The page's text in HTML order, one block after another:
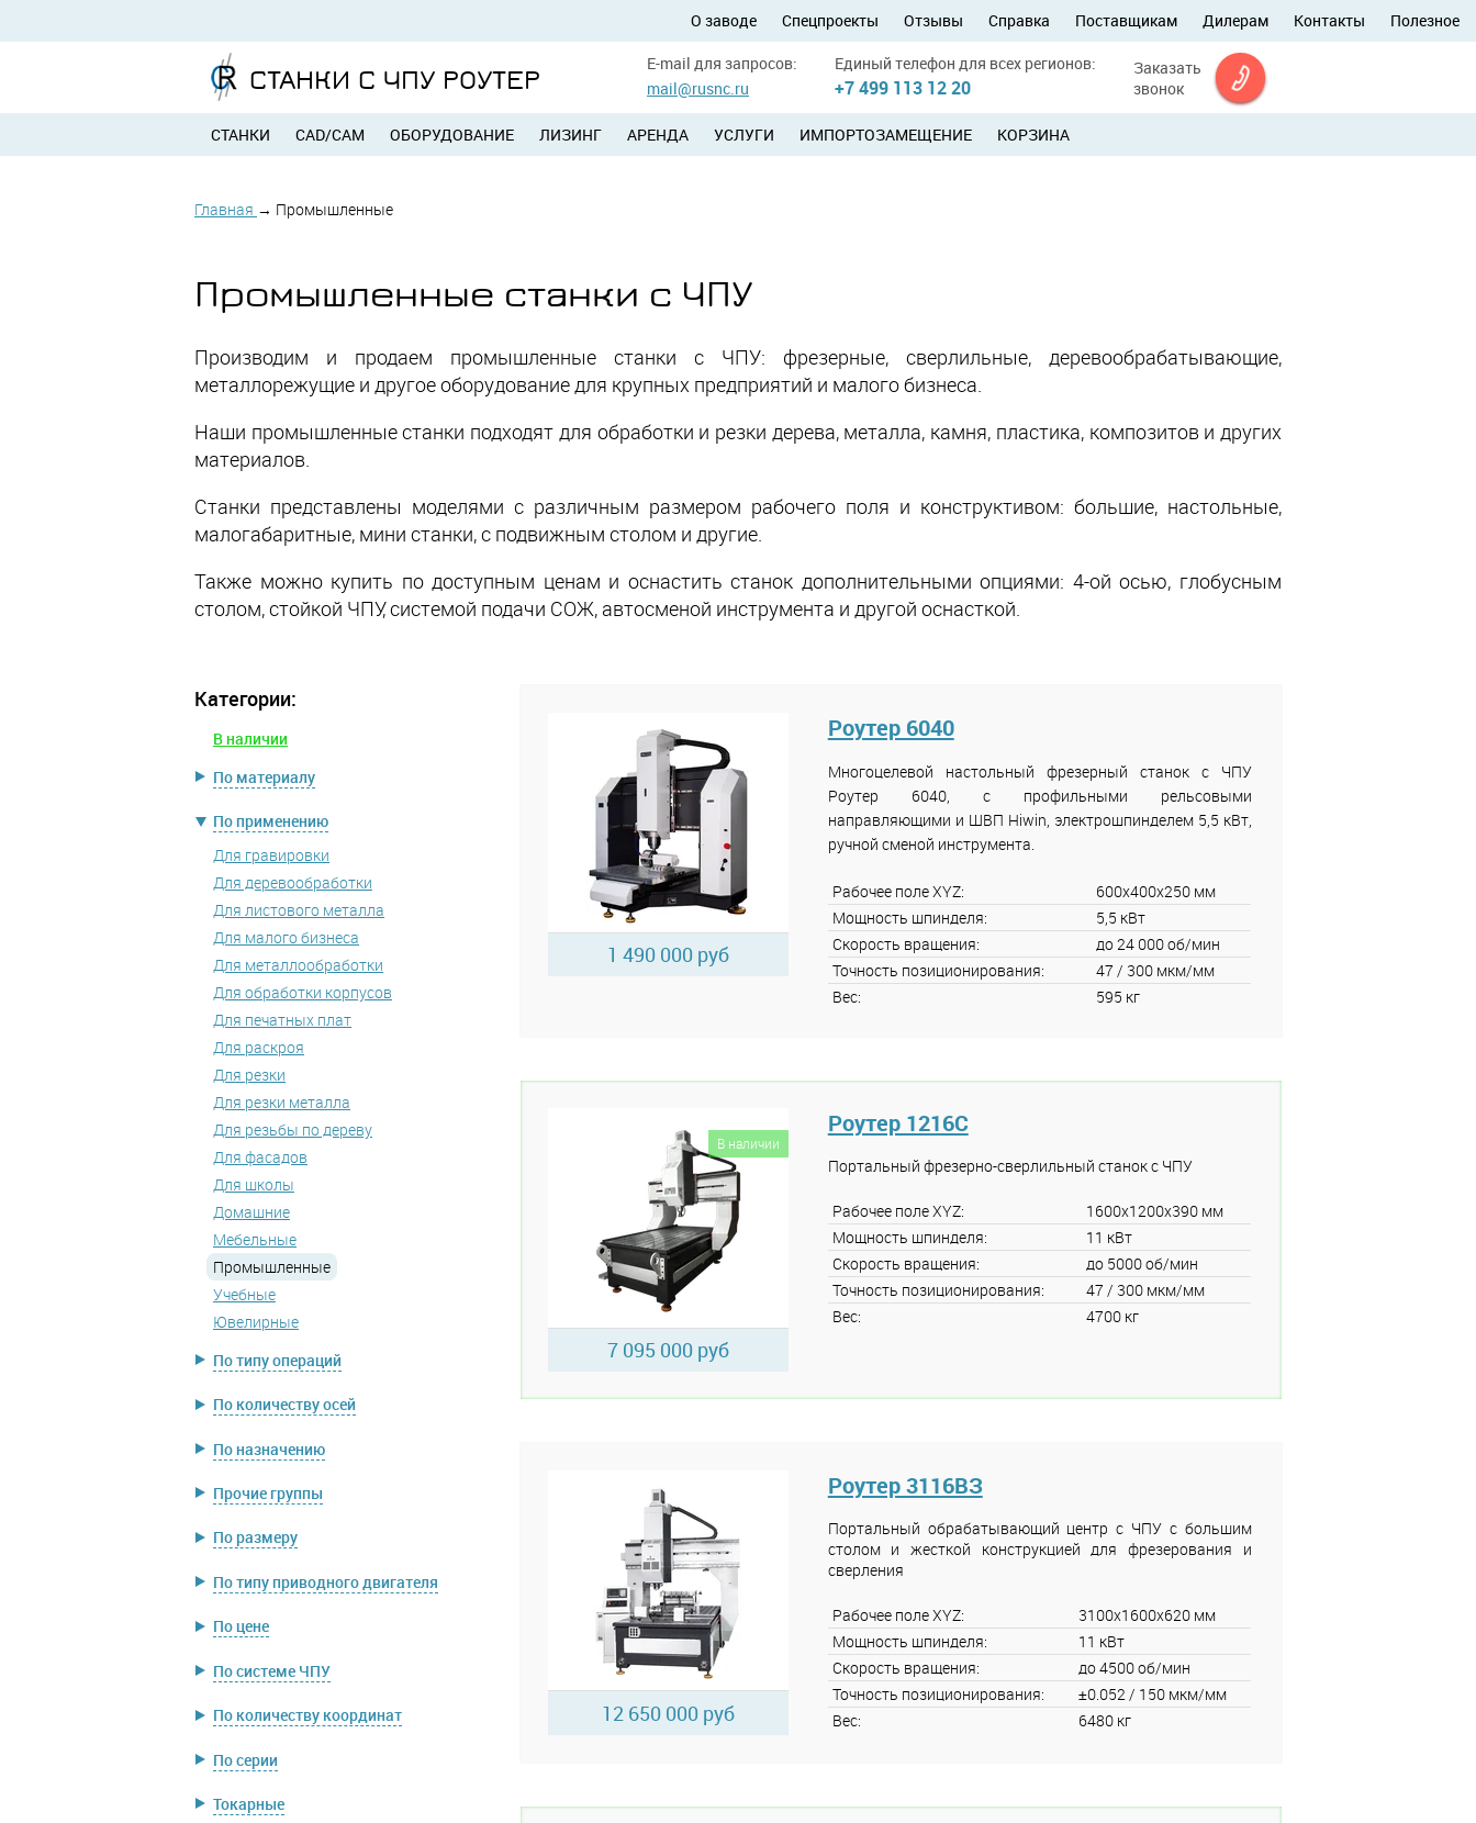
О заводе Спецпроекты Отзывы Справка Поставщикам Дилерам Контакты Полезное
СТАНКИ С ЧПУ РОУТЕР
E-mail для запросов:
mail@rusnc.ru
Единый телефон для всех регионов:
+7 499 113 12 20
Заказать
звонок
СТАНКИ CAD/CAM ОБОРУДОВАНИЕ ЛИЗИНГ АРЕНДА УСЛУГИ ИМПОРТОЗАМЕЩЕНИЕ КОРЗИНА
Главная → Промышленные
Промышленные станки с ЧПУ
Производим и продаем промышленные станки с ЧПУ: фрезерные, сверлильные, деревообрабатывающие,
металлорежущие и другое оборудование для крупных предприятий и малого бизнеса.
Наши промышленные станки подходят для обработки и резки дерева, металла, камня, пластика, композитов и других
материалов.
Станки представлены моделями с различным размером рабочего поля и конструктивом: большие, настольные,
малогабаритные, мини станки, с подвижным столом и другие.
Также можно купить по доступным ценам и оснастить станок дополнительными опциями: 4-ой осью, глобусным
столом, стойкой ЧПУ, системой подачи СОЖ, автосменой инструмента и другой оснасткой.
Категории:
В наличии
По материалу
По применению
Для гравировки
Для деревообработки
Для листового металла
Для малого бизнеса
Для металлообработки
Для обработки корпусов
Для печатных плат
Для раскроя
Для резки
Для резки металла
Для резьбы по дереву
Для фасадов
Для школы
Домашние
Мебельные
Промышленные
Учебные
Ювелирные
По типу операций
По количеству осей
По назначению
Прочие группы
По размеру
По типу приводного двигателя
По цене
По системе ЧПУ
По количеству координат
По серии
Токарные
1 490 000 руб
Роутер 6040
Многоцелевой настольный фрезерный станок с ЧПУ
Роутер 6040, с профильными рельсовыми
направляющими и ШВП Hiwin, электрошпинделем 5,5 кВт,
ручной сменой инструмента.
Рабочее поле XYZ:
600x400x250 мм
Мощность шпинделя:
5,5 кВт
Скорость вращения:
до 24 000 об/мин
Точность позиционирования:
47 / 300 мкм/мм
Вес:
595 кг
В наличии
7 095 000 руб
Роутер 1216C
Портальный фрезерно-сверлильный станок с ЧПУ
Рабочее поле XYZ:
1600x1200x390 мм
Мощность шпинделя:
11 кВт
Скорость вращения:
до 5000 об/мин
Точность позиционирования:
47 / 300 мкм/мм
Вес:
4700 кг
12 650 000 руб
Роутер 3116ВЗ
Портальный обрабатывающий центр с ЧПУ с большим
столом и жесткой конструкцией для фрезерования и
сверления
Рабочее поле XYZ:
3100x1600x620 мм
Мощность шпинделя:
11 кВт
Скорость вращения:
до 4500 об/мин
Точность позиционирования:
±0.052 / 150 мкм/мм
Вес:
6480 кг